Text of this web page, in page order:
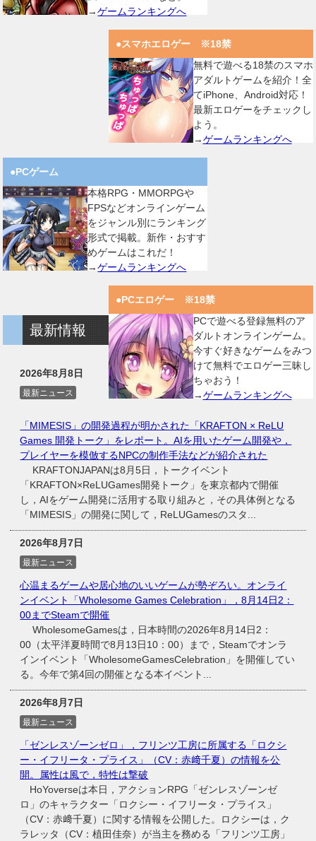
→ゲームランキングへ
●スマホエロゲー ※18禁
無料で遊べる18禁のスマホ
アダルトゲームを紹介！全
てiPhone、Android対応！
最新エロゲーをチェックし
よう。
→ゲームランキングへ
●PCゲーム
本格RPG・MMORPGや
FPSなどオンラインゲーム
をジャンル別にランキング
形式で掲載。新作・おすす
めゲームはこれだ！
→ゲームランキングへ
●PCエロゲー ※18禁
PCで遊べる登録無料のア
ダルトオンラインゲーム。
今すぐ好きなゲームをみつ
けて無料でエロゲー三昧し
ちゃおう！
→ゲームランキングへ
最新情報
2026年8月8日
最新ニュース
「MIMESIS」の開発過程が明かされた「KRAFTON × ReLU
Games 開発トーク」をレポート。AIを用いたゲーム開発や，
プレイヤーを模倣するNPCの制作手法などが紹介された
KRAFTONJAPANは8月5日，トークイベント
「KRAFTON×ReLUGames開発トーク」を東京都内で開催
し，AIをゲーム開発に活用する取り組みと，その具体例となる
「MIMESIS」の開発に関して，ReLUGamesのスタ...
2026年8月7日
最新ニュース
心温まるゲームや居心地のいいゲームが勢ぞろい。オンライ
ンイベント「Wholesome Games Celebration」，8月14日2：
00までSteamで開催
WholesomeGamesは，日本時間の2026年8月14日2：
00（太平洋夏時間で8月13日10：00）まで，Steamでオンラ
インイベント「WholesomeGamesCelebration」を開催してい
る。今年で第4回の開催となる本イベント...
2026年8月7日
最新ニュース
「ゼンレスゾーンゼロ」，フリンツ工房に所属する「ロクシ
ー・イフリータ・プライス」（CV：赤﨑千夏）の情報を公
開。属性は風で，特性は撃破
HoYoverseは本日，アクションRPG「ゼンレスゾーンゼ
ロ」のキャラクター「ロクシー・イフリータ・プライス」
（CV：赤﨑千夏）に関する情報を公開した。ロクシーは，ク
ラレッタ（CV：植田佳奈）が当主を務める「フリンツ工房」